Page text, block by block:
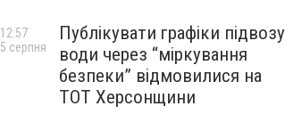
Публікувати графіки підвозу
води через “міркування
безпеки” відмовилися на
ТОТ Херсонщини
12:57
5 серпня